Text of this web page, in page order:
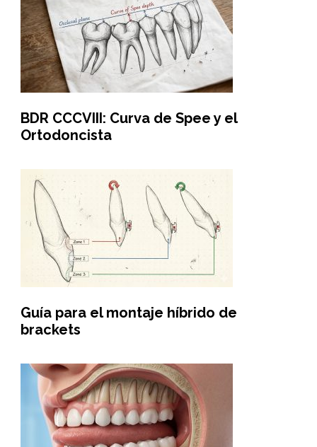
BDR CCCVIII: Curva de Spee y el
Ortodoncista
Guía para el montaje híbrido de
brackets